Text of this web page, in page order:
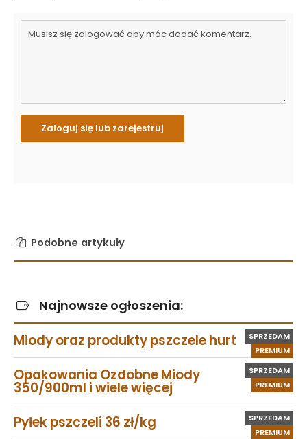
Podobne artykuły
Najnowsze ogłoszenia:
PREMIUM
SPRZEDAM
Miody oraz produkty pszczele hurt
PREMIUM
SPRZEDAM
Opakowania Ozdobne Miody
350/900ml i wiele więcej
PREMIUM
SPRZEDAM
Pyłek pszczeli 36 zł/kg